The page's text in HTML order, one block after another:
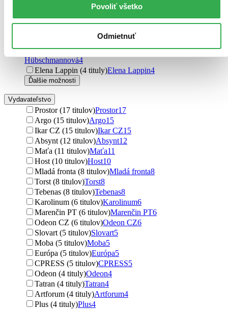
Povoliť všetko
Odmietnuť
Markéta Pilátová (4 tituly) Markéta Pilátová
Evžen Boček (4 tituly)Evžen Boček4
Ondřej Kundra (4 tituly)Ondřej Kundra
Milena Hübschmannová (4 tituly)Milena
Hübschmannová4
Elena Lappin (4 tituly)Elena Lappin4
Ďalšie možnosti
Vydavateľstvo
Prostor (17 titulov)Prostor17
Argo (15 titulov)Argo15
Ikar CZ (15 titulov)Ikar CZ15
Absynt (12 titulov)Absynt12
Maťa (11 titulov)Maťa11
Host (10 titulov)Host10
Mladá fronta (8 titulov)Mladá fronta8
Torst (8 titulov)Torst8
Tebenas (8 titulov)Tebenas8
Karolinum (6 titulov)Karolinum6
Marenčin PT (6 titulov)Marenčin PT6
Odeon CZ (6 titulov)Odeon CZ6
Slovart (5 titulov)Slovart5
Moba (5 titulov)Moba5
Európa (5 titulov)Európa5
CPRESS (5 titulov)CPRESS5
Odeon (4 tituly)Odeon4
Tatran (4 tituly)Tatran4
Artforum (4 tituly)Artforum4
Plus (4 tituly)Plus4